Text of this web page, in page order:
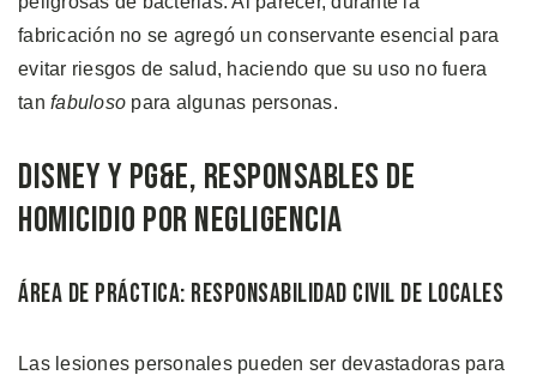
fabricación no se agregó un conservante esencial para
evitar riesgos de salud, haciendo que su uso no fuera
tan fabuloso para algunas personas.
Disney y PG&E, Responsables de
Homicidio Por Negligencia
Área de Práctica: Responsabilidad Civil de Locales
Las lesiones personales pueden ser devastadoras para